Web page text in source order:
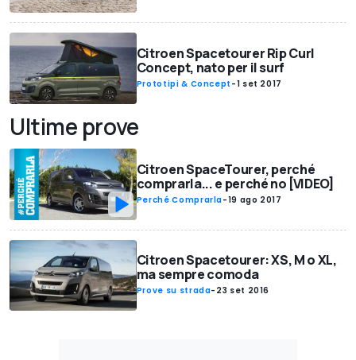
Citroen Spacetourer Rip Curl
Concept, nato per il surf
Prototipi & Concept -1 set 2017
Ultime prove
Citroen SpaceTourer, perché
comprarla... e perché no [VIDEO]
Perché Comprarla-19 ago 2017
Citroen Spacetourer: XS, M o XL,
ma sempre comoda
Prove su strada- 23 set 2016